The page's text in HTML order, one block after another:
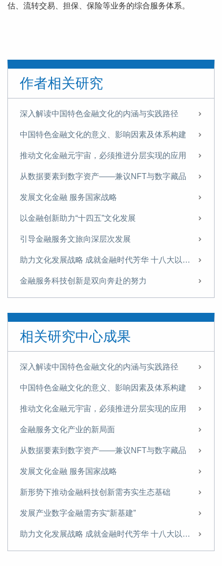
估、流转交易、担保、保险等业务的综合服务体系。
作者相关研究
深入解读中国特色金融文化的内涵与实践路径
中国特色金融文化的意义、影响因素及体系构建
推动文化金融元宇宙，必须推进分层实现的应用
从数据要素到数字资产——兼议NFT与数字藏品
发展文化金融 服务国家战略
以金融创新助力“十四五”文化发展
引导金融服务文旅向深层次发展
助力文化发展战略 成就金融时代芳华 十八大以来我国文化金融发展概述
金融服务科技创新是双向奔赴的努力
国外文化金融领域研究概述——以新闻、电影、艺术品和创意产业视角
在国际视野下推动文化金融研究
积极创新 发挥文化产权交易所在文化生产要素配置中的关键作用
“双区”建设背景下，知识产权金融创新与深圳文化金融发展
当前文化金融发展政策的新关注点
当前文化金融发展政策的新关注点
金融服务文化实体经济需走出四个认识误区
文化企业要认识和利用好金融工具和资本市场
文化企业如何利用融资担保
文化产业保险的特点、发展状况及对策建议
相关研究中心成果
深入解读中国特色金融文化的内涵与实践路径
中国特色金融文化的意义、影响因素及体系构建
推动文化金融元宇宙，必须推进分层实现的应用
金融服务文化产业的新局面
从数据要素到数字资产——兼议NFT与数字藏品
发展文化金融 服务国家战略
新形势下推动金融科技创新需夯实生态基础
发展产业数字金融需夯实“新基建”
助力文化发展战略 成就金融时代芳华 十八大以来我国文化金融发展概述